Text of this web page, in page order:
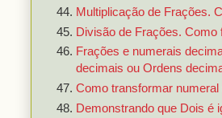
Multiplicação de Frações.
Divisão de Frações. Como
Frações e numerais
decimais ou Ordens
Como transformar
Demonstrando que Dois é